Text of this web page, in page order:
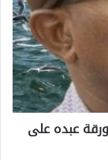
عبده على